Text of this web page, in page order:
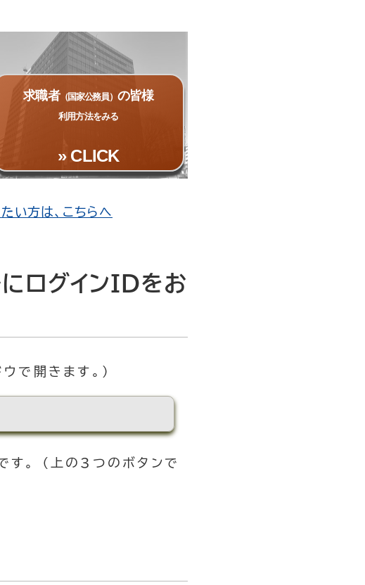
求職者（国家公務員） の皆様
利用方法をみる
» CLICK
い方は、こちらへ
ログインIDをお
で開きます。）
。 （上の3つのボタンで